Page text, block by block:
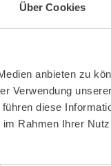
Über Cookies
anbieten zu
Verwendung unserer
diese
Rahmen Ihrer
Weltweit
37.000